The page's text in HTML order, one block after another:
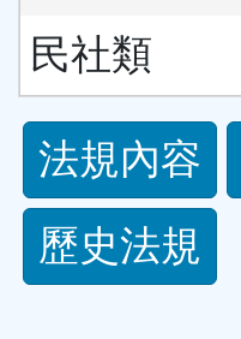
民社類
法
規
功
法規內容
歷史法規